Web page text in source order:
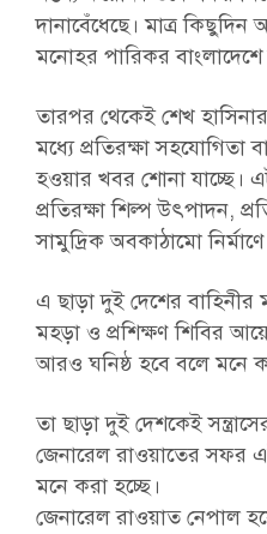
দানাবেঁধেছে। মাত্র কিছুদিন
মনোহর পারিকর বাংলাদেশে
তারপর থেকেই শেখ
মধ্যে প্রতিরক্ষা সহযোগিতা
হওয়ার খবর শোনা যাচ্ছে।
প্রতিরক্ষা শিল্প উৎপাদন,
সামুদ্রিক অবকাঠামো
এ ছাড়া দুই দেশের বাহিনীর
মহড়া ও প্রশিক্ষণ শিবির
আরও ঘনিষ্ঠ হবে বলে মনে
তা ছাড়া দুই দেশকেই
জেনারেল রাওয়াতের সফর
মনে করা হচ্ছে।
জেনারেল রাওয়াত নেপাল